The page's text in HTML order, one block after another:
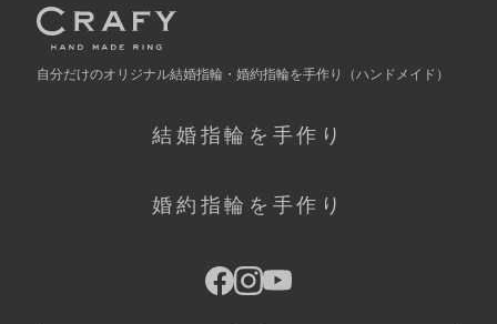
自分だけのオリジナル結婚指輪・婚約指輪を手作り （ハンドメイド）
結婚指輪を手作り
婚約指輪を手作り